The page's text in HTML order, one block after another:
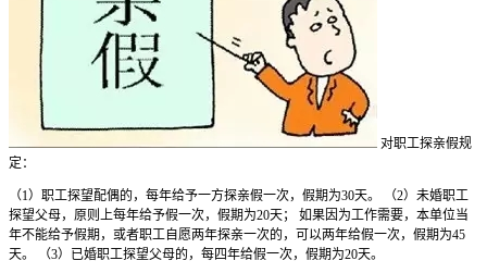
对职工探亲假规
定：
（1）职工探望配偶的，每年给予一方探亲假一次，假期为30天。 （2）未婚职工
探望父母，原则上每年给予假一次，假期为20天； 如果因为工作需要，本单位当
年不能给予假期，或者职工自愿两年探亲一次的，可以两年给假一次，假期为45
天。 （3）已婚职工探望父母的，每四年给假一次，假期为20天。